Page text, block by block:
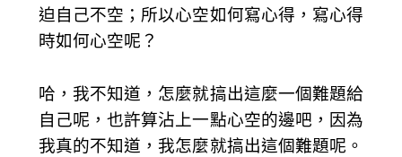
迫自己不空；所以心空如何寫心得，寫心得
時如何心空呢？
哈，我不知道，怎麼就搞出這麼一個難題給
自己呢，也許算沾上一點心空的邊吧，因為
我真的不知道，我怎麼就搞出這個難題呢。